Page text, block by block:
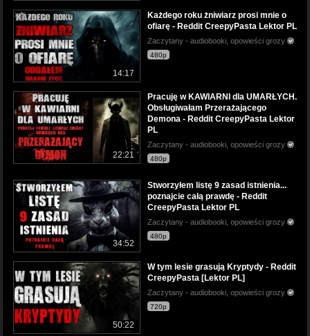
14:17
Każdego roku żniwiarz prosi mnie o
ofiarę - Reddit CreepyPasta Lektor PL
Zaczytany - audiobooki, opowieści grozy
480p
22:21
Pracuję w KAWIARNI dla UMARŁYCH.
Obsługiwałam Przerażającego
Demona - Reddit CreepyPasta Lektor
PL
Zaczytany - audiobooki, opowieści grozy
480p
34:52
Stworzyłem listę 9 zasad istnienia...
poznajcie całą prawdę - Reddit
CreepyPasta Lektor PL
Zaczytany - audiobooki, opowieści grozy
480p
50:22
W tym lesie grasują Kryptydy - Reddit
CreepyPasta [Lektor PL]
Zaczytany - audiobooki, opowieści grozy
720p